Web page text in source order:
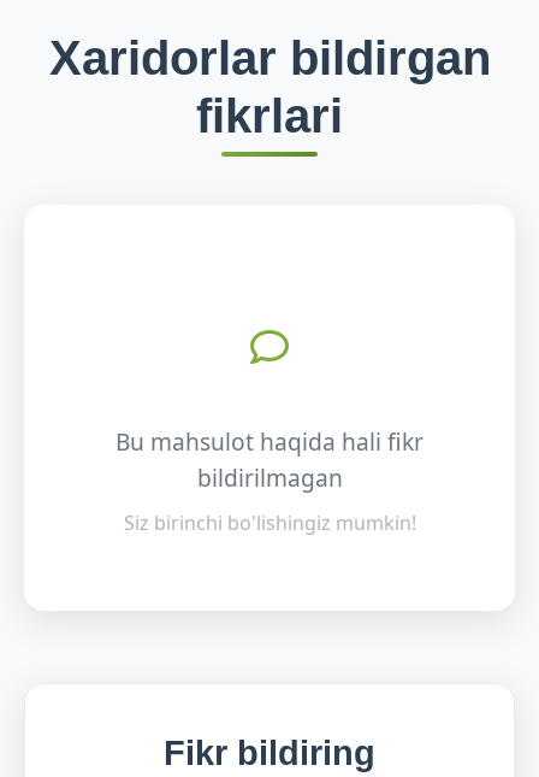
Xaridorlar bildirgan
fikrlari
Bu mahsulot haqida hali fikr
bildirilmagan
Siz birinchi bo'lishingiz mumkin!
Fikr bildiring